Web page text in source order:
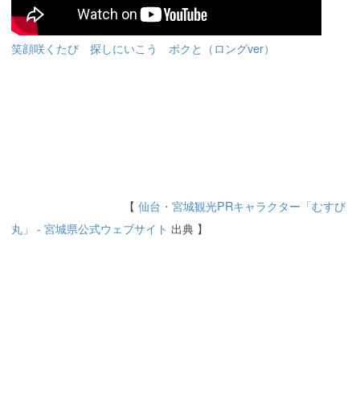
笑顔咲くたび 探しにいこう ボクと（ロングver）
【 仙台・宮城観光PRキャラクター「むすび
丸」 - 宮城県公式ウェブサイト 出典 】